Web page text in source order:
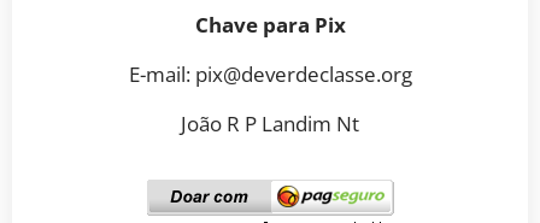
Chave para Pix
E-mail: pix@deverdeclasse.org
João R P Landim Nt